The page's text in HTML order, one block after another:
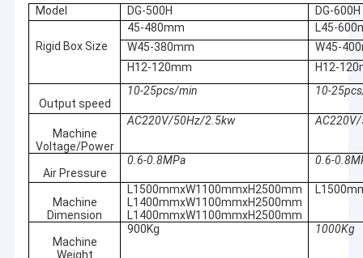
Thuis
Producten
Over ons
Model DG-500H DG-600H
Rigid Box Size
45-480mm
L45-
W45-380mm
W45-
H12-120mm
H12-
Output speed
10-25pcs/min 10-
Machine
Voltage/Power
AC220V/50Hz/2.5kw
Air Pressure
0.6-0.8MPa 0.6-
Machine
Dimension
L1500mmxW1100mmxH2500mm
L1400mmxW1100mmxH2500mm
L1400mmxW1100mmxH2500mm
Machine
Weight
900Kg 1000Kg
We hebben een
kleine verandering
in ons leven nodig
om ons leven op te
fleuren. Dit product
Automatische
handmatige bediening
accessoires.